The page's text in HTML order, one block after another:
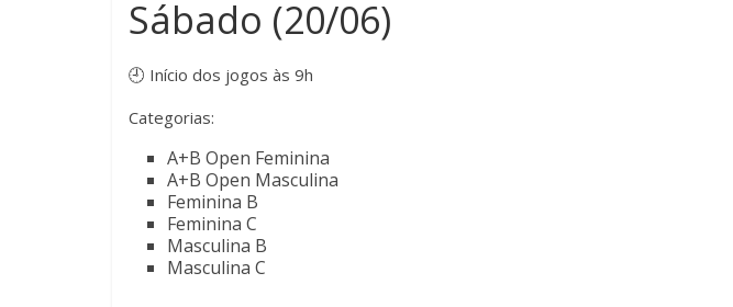
Sábado (20/06)
🕘 Início dos jogos às 9h
Categorias:
A+B Open Feminina
A+B Open Masculina
Feminina B
Feminina C
Masculina B
Masculina C